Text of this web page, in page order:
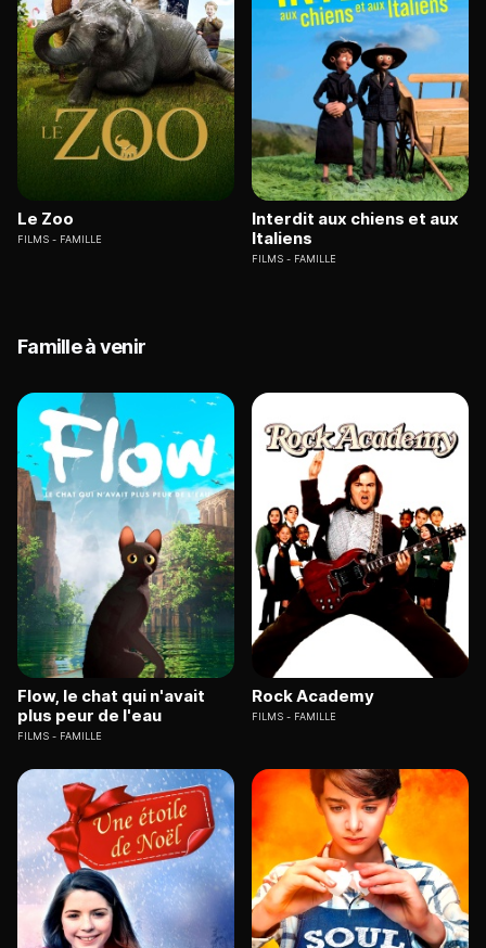
Le Zoo
FILMS FAMILLE
Interdit aux chiens et aux
Italiens
FILMS FAMILLE
Famille à venir
Flow, le chat qui n'avait
plus peur de l'eau
FILMS FAMILLE
Rock Academy
FILMS FAMILLE